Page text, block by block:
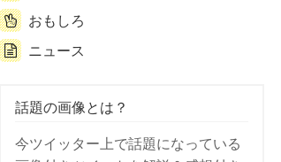
おもしろ
ニュース
話題の画像とは？
今ツイッター上で話題になっている